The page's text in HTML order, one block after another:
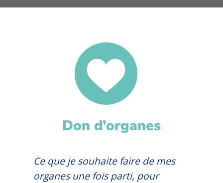
Don d’organes
Ce que je souhaite faire de mes
organes une fois parti, pour